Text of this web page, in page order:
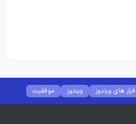
های ویندوز ویندوز
موفقیت